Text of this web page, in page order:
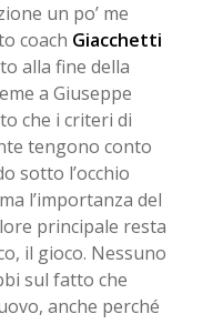
un po’ me
coach Giacchetti
alla fine della
a Giuseppe
che i criteri di
tengono conto
sotto l’occhio
l’importanza del
principale resta
il gioco. Nessuno
sul fatto che
anche perché